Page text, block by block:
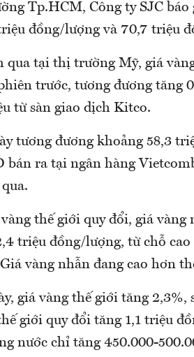
Tp.HCM, Công ty SJC
đồng/lượng và 70,7 triệu
qua tại thị trường Mỹ, giá
trước, tương đương tăng
từ sàn giao dịch Kitco.
tương đương khoảng 58,3
bán ra tại ngân hàng
thế giới quy đổi, giá vàng
triệu đồng/lượng, từ chỗ
vàng nhẫn đang cao hơn
giá vàng thế giới tăng
giới quy đổi tăng 1,1 triệu
nước chỉ tăng 450.000-